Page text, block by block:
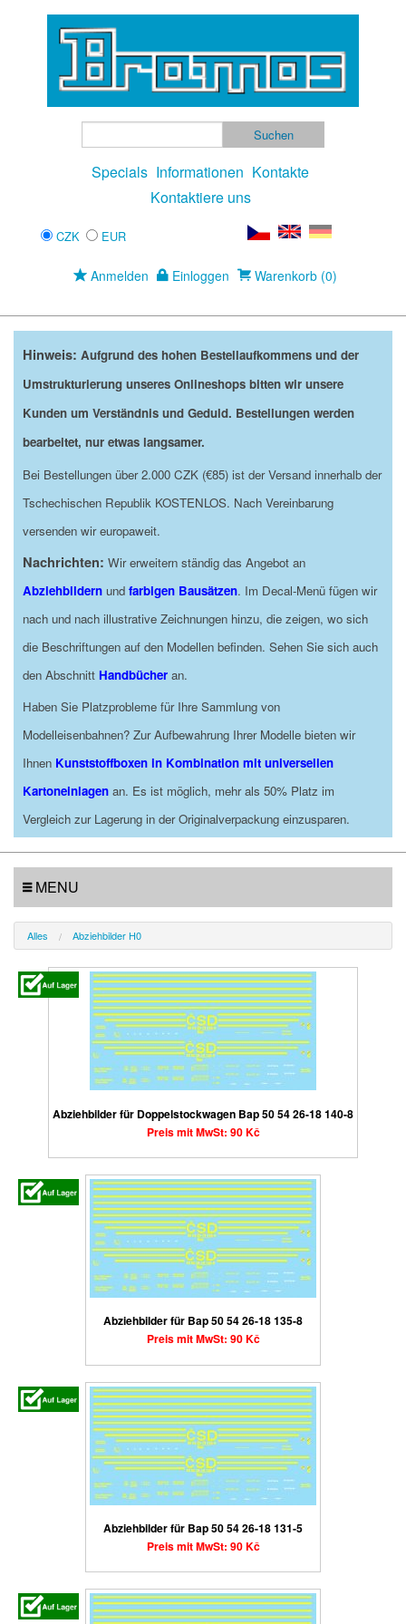
Specials Informationen Kontakte
Kontaktiere uns
CZK EUR
Anmelden Einloggen Warenkorb (0)
Hinweis: Aufgrund des hohen Bestellaufkommens und der
Umstrukturierung unseres Onlineshops bitten wir unsere
Kunden um Verständnis und Geduld. Bestellungen werden
bearbeitet, nur etwas langsamer.
Bei Bestellungen über 2.000 CZK (€85) ist der Versand innerhalb der
Tschechischen Republik KOSTENLOS. Nach Vereinbarung
versenden wir europaweit.
Nachrichten: Wir erweitern ständig das Angebot an
Abziehbildern und farbigen Bausätzen. Im Decal-Menü fügen wir
nach und nach illustrative Zeichnungen hinzu, die zeigen, wo sich
die Beschriftungen auf den Modellen befinden. Sehen Sie sich auch
den Abschnitt Handbücher an.
Haben Sie Platzprobleme für Ihre Sammlung von
Modelleisenbahnen? Zur Aufbewahrung Ihrer Modelle bieten wir
Ihnen Kunststoffboxen in Kombination mit universellen
Kartoneinlagen an. Es ist möglich, mehr als 50% Platz im
Vergleich zur Lagerung in der Originalverpackung einzusparen.
MENU
Alles Abziehbilder H0
Abziehbilder für Doppelstockwagen Bap 50 54 26-18 140-8
Preis mit MwSt: 90 Kč
Abziehbilder für Bap 50 54 26-18 135-8
Preis mit MwSt: 90 Kč
Abziehbilder für Bap 50 54 26-18 131-5
Preis mit MwSt: 90 Kč